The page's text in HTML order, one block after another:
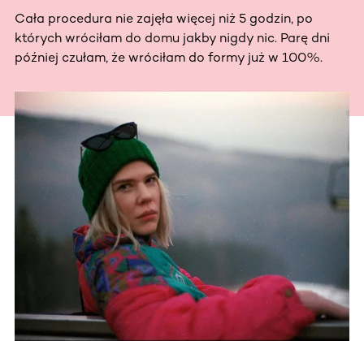
Cała procedura nie zajęła więcej niż 5 godzin, po
których wróciłam do domu jakby nigdy nic. Parę dni
później czułam, że wróciłam do formy już w 100%.